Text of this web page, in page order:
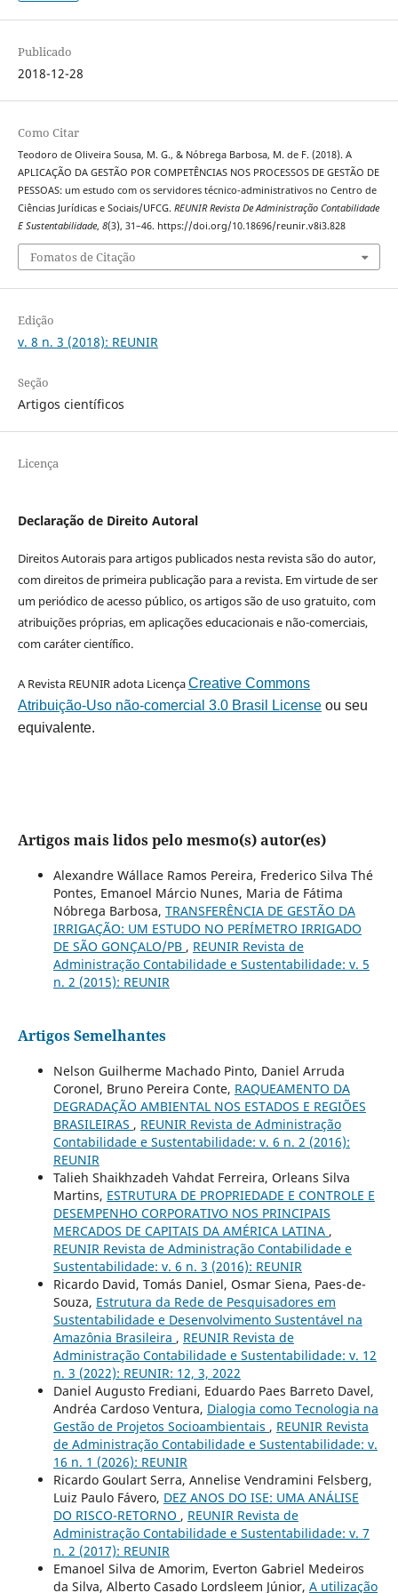
Publicado
2018-12-28
Como Citar
Teodoro de Oliveira Sousa, M. G., & Nóbrega Barbosa, M. de F. (2018). A
APLICAÇÃO DA GESTÃO POR COMPETÊNCIAS NOS PROCESSOS DE GESTÃO DE
PESSOAS: um estudo com os servidores técnico-administrativos no Centro de
Ciências Jurídicas e Sociais/UFCG. REUNIR Revista De Administração Contabilidade
E Sustentabilidade, 8(3), 31–46. https://doi.org/10.18696/reunir.v8i3.828
Fomatos de Citação
Edição
v. 8 n. 3 (2018): REUNIR
Seção
Artigos científicos
Licença
Declaração de Direito Autoral
Direitos Autorais para artigos publicados nesta revista são do autor,
com direitos de primeira publicação para a revista. Em virtude de ser
um periódico de acesso público, os artigos são de uso gratuito, com
atribuições próprias, em aplicações educacionais e não-comerciais,
com caráter científico.
A Revista REUNIR adota LicençaCreative Commons
Atribuição-Uso não-comercial 3.0 Brasil Licenseou seu
equivalente.
Artigos mais lidos pelo mesmo(s) autor(es)
Alexandre Wállace Ramos Pereira, Frederico Silva Thé
Pontes, Emanoel Márcio Nunes, Maria de Fátima
Nóbrega Barbosa, TRANSFERÊNCIA DE GESTÃO DA
IRRIGAÇÃO: UM ESTUDO NO PERÍMETRO IRRIGADO
DE SÃO GONÇALO/PB , REUNIR Revista de
Administração Contabilidade e Sustentabilidade: v. 5
n. 2 (2015): REUNIR
Artigos Semelhantes
Nelson Guilherme Machado Pinto, Daniel Arruda
Coronel, Bruno Pereira Conte, RAQUEAMENTO DA
DEGRADAÇÃO AMBIENTAL NOS ESTADOS E REGIÕES
BRASILEIRAS , REUNIR Revista de Administração
Contabilidade e Sustentabilidade: v. 6 n. 2 (2016):
REUNIR
Talieh Shaikhzadeh Vahdat Ferreira, Orleans Silva
Martins, ESTRUTURA DE PROPRIEDADE E CONTROLE E
DESEMPENHO CORPORATIVO NOS PRINCIPAIS
MERCADOS DE CAPITAIS DA AMÉRICA LATINA ,
REUNIR Revista de Administração Contabilidade e
Sustentabilidade: v. 6 n. 3 (2016): REUNIR
Ricardo David, Tomás Daniel, Osmar Siena, Paes-de-
Souza, Estrutura da Rede de Pesquisadores em
Sustentabilidade e Desenvolvimento Sustentável na
Amazônia Brasileira , REUNIR Revista de
Administração Contabilidade e Sustentabilidade: v. 12
n. 3 (2022): REUNIR: 12, 3, 2022
Daniel Augusto Frediani, Eduardo Paes Barreto Davel,
Andréa Cardoso Ventura, Dialogia como Tecnologia na
Gestão de Projetos Socioambientais , REUNIR Revista
de Administração Contabilidade e Sustentabilidade: v.
16 n. 1 (2026): REUNIR
Ricardo Goulart Serra, Annelise Vendramini Felsberg,
Luiz Paulo Fávero, DEZ ANOS DO ISE: UMA ANÁLISE
DO RISCO-RETORNO , REUNIR Revista de
Administração Contabilidade e Sustentabilidade: v. 7
n. 2 (2017): REUNIR
Emanoel Silva de Amorim, Everton Gabriel Medeiros
da Silva, Alberto Casado Lordsleem Júnior, A utilização